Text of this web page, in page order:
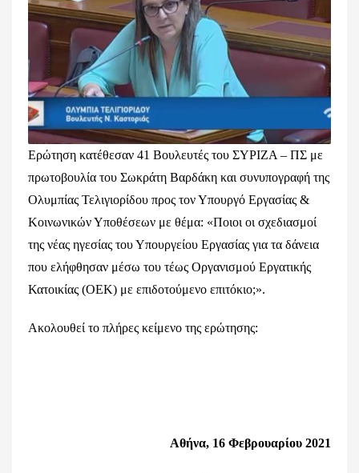
Ερώτηση κατέθεσαν 41 Βουλευτές του ΣΥΡΙΖΑ – ΠΣ με
πρωτοβουλία του Σωκράτη Βαρδάκη και συνυπογραφή της
Ολυμπίας Τελιγιορίδου προς τον Υπουργό Εργασίας &
Κοινωνικών Υποθέσεων με θέμα: «Ποιοι οι σχεδιασμοί
της νέας ηγεσίας του Υπουργείου Εργασίας για τα δάνεια
που ελήφθησαν μέσω του τέως Οργανισμού Εργατικής
Κατοικίας (ΟΕΚ) με επιδοτούμενο επιτόκιο;».
Ακολουθεί το πλήρες κείμενο της ερώτησης:
Αθήνα, 16 Φεβρουαρίου 2021